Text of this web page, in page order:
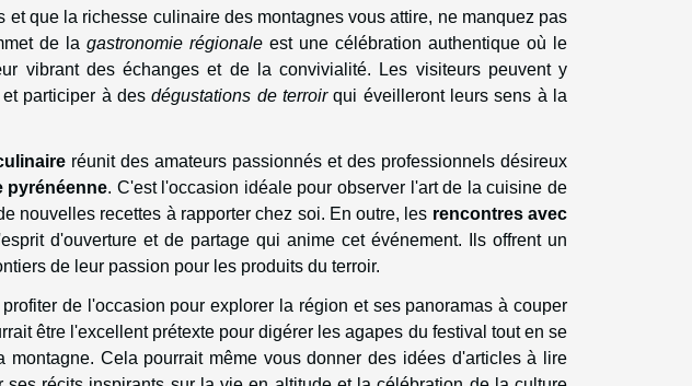
et que la richesse culinaire des montagnes vous attire, ne manquez pas
de la gastronomie régionale est une célébration authentique où le
vibrant des échanges et de la convivialité. Les visiteurs peuvent y
et participer à desdégustations de terroirqui éveilleront leurs sens à la
réunit des amateurs passionnés et des professionnels désireux
pyrénéenne. C'est l'occasion idéale pour observer l'art de la cuisine de
nouvelles recettes à rapporter chez soi. En outre, les rencontres avec
d'ouverture et de partage qui anime cet événement. Ils offrent un
de leur passion pour les produits du terroir.
de l'occasion pour explorer la région et ses panoramas à couper
être l'excellent prétexte pour digérer les agapes du festival tout en se
Cela pourrait même vous donner des idées d'articles à lire